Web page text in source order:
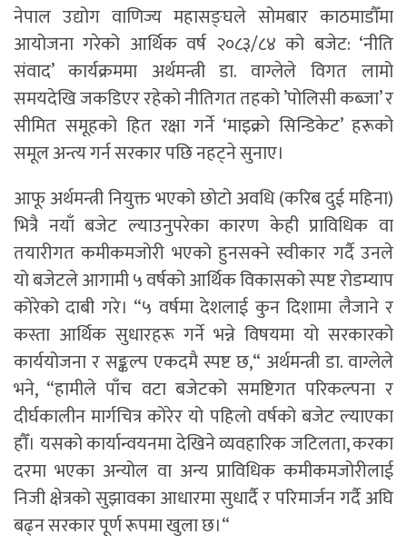
नेपाल उद्योग वाणिज्य महासङ्घले सोमबार काठमाडौँमा
आयोजना गरेको आर्थिक वर्ष २०८३/८४ को बजेट: ‘नीति
संवाद’ कार्यक्रममा अर्थमन्त्री डा. वाग्लेले विगत लामो
समयदेखि जकडिएर रहेको नीतिगत तहको ’पोलिसी कब्जा’ र
सीमित समूहको हित रक्षा गर्ने ‘माइक्रो सिन्डिकेट’ हरूको
समूल अन्त्य गर्न सरकार पछि नहट्ने सुनाए।
आफू अर्थमन्त्री नियुक्त भएको छोटो अवधि (करिब दुई महिना)
भित्रै नयाँ बजेट ल्याउनुपरेका कारण केही प्राविधिक वा
तयारीगत कमीकमजोरी भएको हुनसक्ने स्वीकार गर्दै उनले
यो बजेटले आगामी ५ वर्षको आर्थिक विकासको स्पष्ट रोडम्याप
कोरेको दाबी गरे। “५ वर्षमा देशलाई कुन दिशामा लैजाने र
कस्ता आर्थिक सुधारहरू गर्ने भन्ने विषयमा यो सरकारको
कार्ययोजना र सङ्कल्प एकदमै स्पष्ट छ,“ अर्थमन्त्री डा. वाग्लेले
भने, “हामीले पाँच वटा बजेटको समष्टिगत परिकल्पना र
दीर्घकालीन मार्गचित्र कोरेर यो पहिलो वर्षको बजेट ल्याएका
हौँ। यसको कार्यान्वयनमा देखिने व्यवहारिक जटिलता, करका
दरमा भएका अन्योल वा अन्य प्राविधिक कमीकमजोरीलाई
निजी क्षेत्रको सुझावका आधारमा सुधार्दै र परिमार्जन गर्दै अघि
बढ्न सरकार पूर्ण रूपमा खुला छ।“